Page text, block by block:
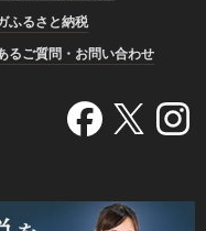
ふるさと納税
るご質問・お問い合わせ